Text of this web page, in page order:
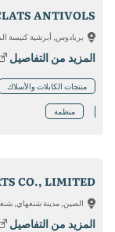
ANTIVOLS
بربادوس, أبرشية كنيسة
المزيد من التفاصيل
منتجات الكابلات والأسلاك
منظمة
CO., LIMITED
الصين, مدينة شنغهاي,
المزيد من التفاصيل